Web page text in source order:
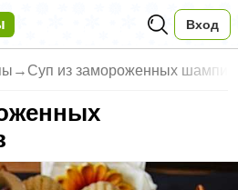
Вход
→ Суп из замороженных